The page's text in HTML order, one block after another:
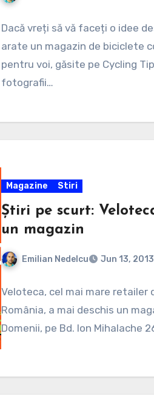
Dacă vreți să vă faceți o idee
arate un magazin de biciclete
pentru voi, găsite pe Cycling
fotografii…
Magazine Stiri
Știri pe scurt:
un magazin
Emilian Nedelcu Jun 13, 2013
Veloteca, cel mai mare retailer
România, a mai deschis un
Domenii, pe Bd. Ion Mihalache